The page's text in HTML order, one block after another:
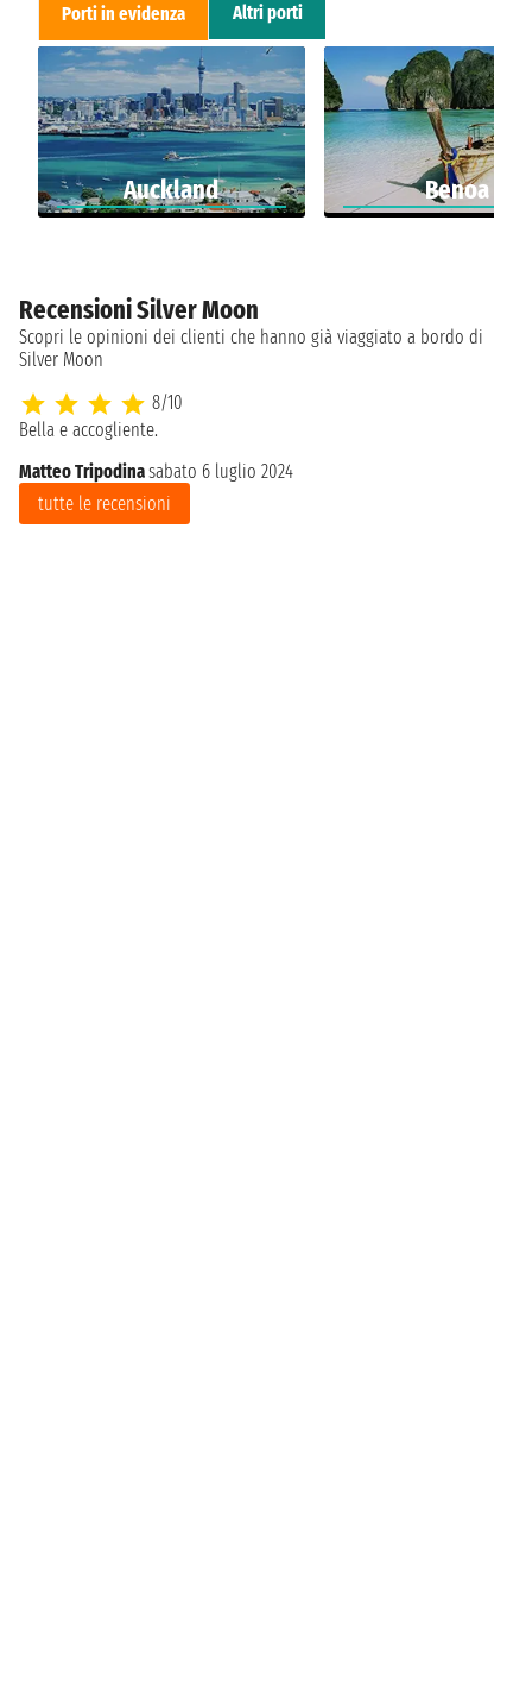
Porti in evidenza Altri porti
Auckland Benoa
Recensioni Silver Moon
Scopri le opinioni dei clienti che hanno già viaggiato a bordo di
Silver Moon
8/10
Bella e accogliente.
Matteo Tripodinasabato 6 luglio 2024
tutte le recensioni